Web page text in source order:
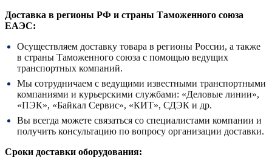
Доставка в регионы РФ и страны Таможенного союза
ЕАЭС:
Осуществляем доставку товара в регионы России, а также
в страны Таможенного союза с помощью ведущих
транспортных компаний.
Мы сотрудничаем с ведущими известными транспортными
компаниями и курьерскими службами: «Деловые линии»,
«ПЭК», «Байкал Сервис», «КИТ», СДЭК и др.
Вы всегда можете связаться со специалистами компании и
получить консультацию по вопросу организации доставки.
Сроки доставки оборудования: